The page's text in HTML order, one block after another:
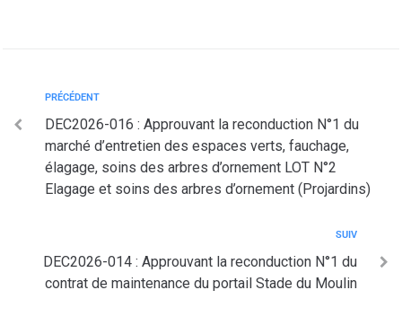
PRÉCÉDENT
DEC2026-016 : Approuvant la reconduction N°1 du
marché d’entretien des espaces verts, fauchage,
élagage, soins des arbres d’ornement LOT N°2
Elagage et soins des arbres d’ornement (Projardins)
SUIV
DEC2026-014 : Approuvant la reconduction N°1 du
contrat de maintenance du portail Stade du Moulin